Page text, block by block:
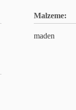
Malzeme:
maden